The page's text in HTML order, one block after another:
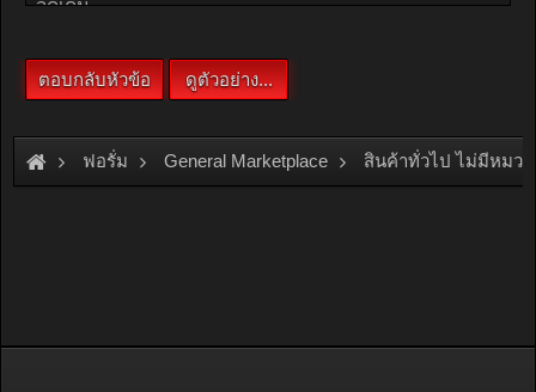
ฟอรั่ม General Marketplace สินค้าทั่วไป ไม่มีหมว